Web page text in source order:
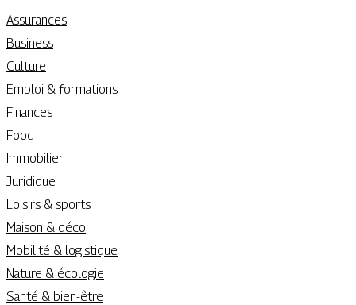
Assurances
Business
Culture
Emploi & formations
Finances
Food
Immobilier
Juridique
Loisirs & sports
Maison & déco
Mobilité & logistique
Nature & écologie
Santé & bien-être